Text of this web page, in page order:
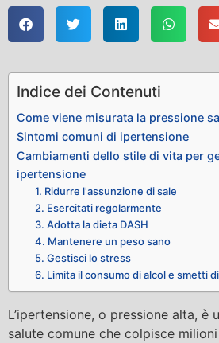
Indice dei Contenuti
Come viene misurata la pressione
Sintomi comuni di ipertensione
Cambiamenti dello stile di vita per
ipertensione
1. Ridurre l'assunzione di sale
2. Esercitati regolarmente
3. Adotta la dieta DASH
4. Mantenere un peso sano
5. Gestisci lo stress
6. Limita il consumo di alcol e smetti
L’ipertensione, o pressione alta, è
salute comune che colpisce